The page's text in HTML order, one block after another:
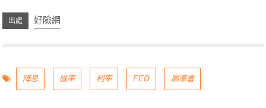
好險網
降息 匯率 利率 FED 聯準會